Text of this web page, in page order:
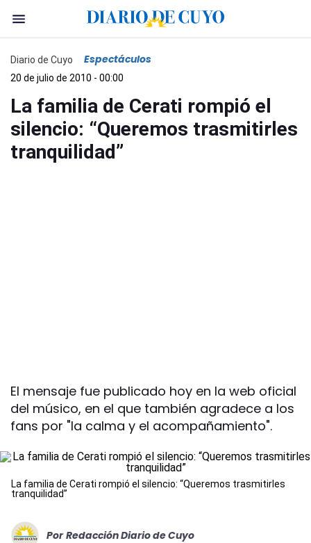
Diario de Cuyo Espectáculos
20 de julio de 2010 - 00:00
La familia de Cerati rompió el
silencio: “Queremos trasmitirles
tranquilidad”
El mensaje fue publicado hoy en la web oficial
del músico, en el que también agradece a los
fans por "la calma y el acompañamiento".
La familia de Cerati rompió el silencio: “Queremos trasmitirles
tranquilidad”
Por Redacción Diario de Cuyo